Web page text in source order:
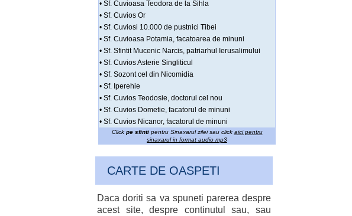
• Sf. Cuvioasa Teodora de la Sihla
• Sf. Cuvios Or
• Sf. Cuviosi 10.000 de pustnici Tibei
• Sf. Cuvioasa Potamia, facatoarea de minuni
• Sf. Sfintit Mucenic Narcis, patriarhul Ierusalimului
• Sf. Cuvios Asterie Singliticul
• Sf. Sozont cel din Nicomidia
• Sf. Iperehie
• Sf. Cuvios Teodosie, doctorul cel nou
• Sf. Cuvios Dometie, facatorul de minuni
• Sf. Cuvios Nicanor, facatorul de minuni
Click pe sfintipentru Sinaxarul zilei sau click aici pentru
sinaxarul in format audio mp3
CARTE DE OASPETI
Daca doriti sa va spuneti parerea despre
acest site, despre continutul sau, sau